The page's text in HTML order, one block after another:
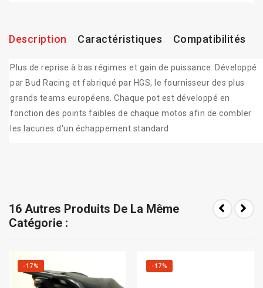
Description Caractéristiques Compatibilités
Plus de reprise à bas régimes et gain de puissance. Développé
par Bud Racing et fabriqué par HGS, le fournisseur des plus
grands teams européens. Chaque pot est développé en
fonction des points faibles de chaque motos afin de combler
les lacunes d'un échappement standard.
16 Autres Produits De La Même
Catégorie :
-17% -17%